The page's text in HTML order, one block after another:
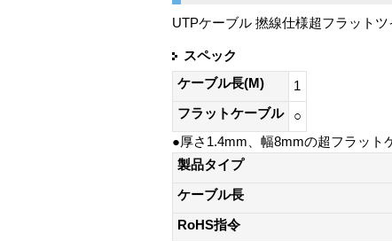
UTPケーブル 撚線仕様超フラット
スペック
ケーブル長(M)
1
フラットケーブル
○
●厚さ1.4mm、幅8mmの超フラット
製品タイプ
ケーブル長
RoHS指令